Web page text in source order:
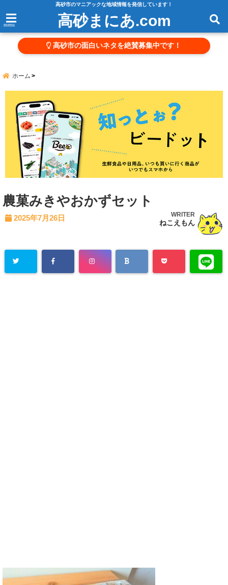
高砂市のマニアックな地域情報を発信しています！
menu 高砂まにあ.com
高砂市の面白いネタを絶賛募集中です！
ホーム
農菓みきやおかずセット
2025年7月26日 WRITER
ねこえもん